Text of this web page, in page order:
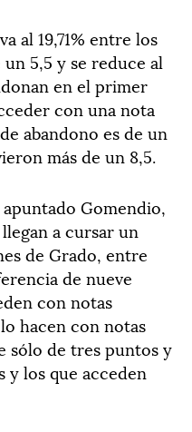
al 19,71% entre los
5,5 y se reduce al
en el primer
con una nota
abandono es de un
más de un 8,5.
Gomendio,
a cursar un
de Grado, entre
de nueve
con notas
hacen con notas
sólo de tres puntos y
los que acceden